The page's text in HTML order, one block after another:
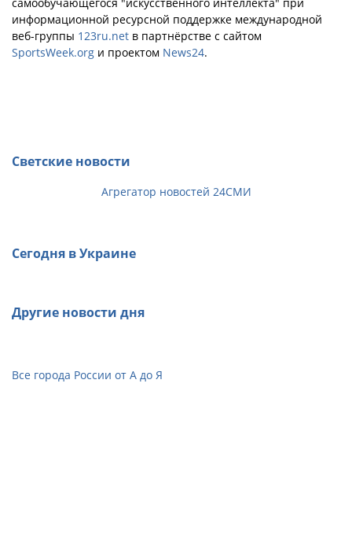
информационной ресурсной поддержке международной
веб-группы 123ru.net в партнёрстве с сайтом
SportsWeek.org и проектом News24.
Светские новости
Агрегатор новостей 24СМИ
Сегодня в Украине
Другие новости дня
Все города России от А до Я